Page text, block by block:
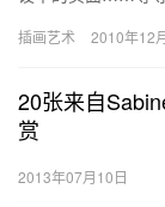
插画艺术 2010年12
20张来自
赏
2013年07月10日